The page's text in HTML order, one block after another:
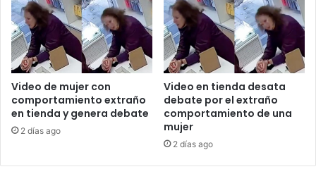
Video de mujer con
comportamiento extraño
en tienda y genera debate
2 días ago
Video en tienda desata
debate por el extraño
comportamiento de una
mujer
2 días ago